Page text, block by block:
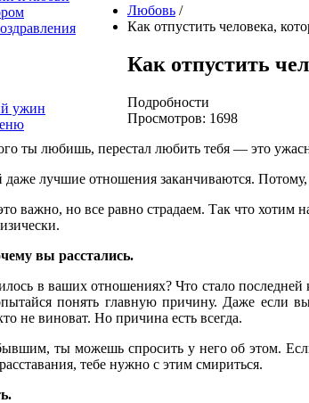
ужин
Любовь /
Как отпустить человека,
Как отпустить
Подробности
Просмотров: 1698
ты любишь, перестал любить тебя — это
лучшие отношения заканчиваются.
важно, но все равно страдаем. Так что хотим
вы расстались.
в ваших отношениях? Что стало
понять главную причину. Даже если
не виноват. Но причина есть всегда.
ты можешь спросить у него об этом.
тебе нужно с этим смириться.